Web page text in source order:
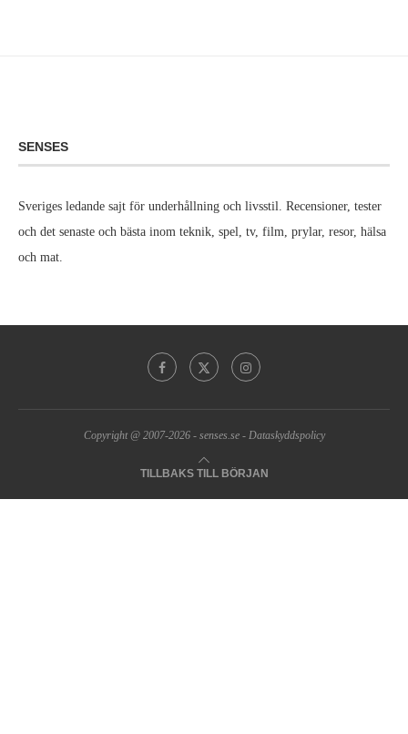
SENSES
Sveriges ledande sajt för underhållning och livsstil. Recensioner, tester
och det senaste och bästa inom teknik, spel, tv, film, prylar, resor, hälsa
och mat.
Copyright @ 2007-2026 - senses.se- Dataskyddspolicy
TILLBAKS TILL BÖRJAN